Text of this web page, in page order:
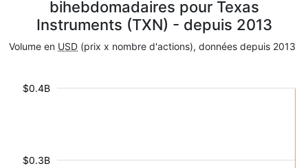
bihebdomadaires pour Texas
Instruments (TXN) - depuis 2013
Volume en USD (prix x nombre d'actions), données depuis 2013
$0.3B
$0.4B